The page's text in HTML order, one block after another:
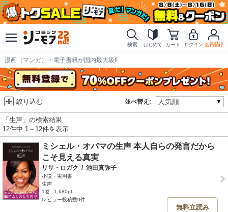
検索 はじめて カート ログイン 会員登録
漫画（マンガ）・電子書籍が国内最大級!!
並べ替え:
絞り込む
「生声」の検索結果
12件中 1～12件を表示
ミシェル・オバマの生声 本人自らの発言だから
こそ見える真実
リサ・ロガク / 池田真弥子
小説・実用書
生声
1巻
1,680pt
レビュー投稿数0件
無料立読み